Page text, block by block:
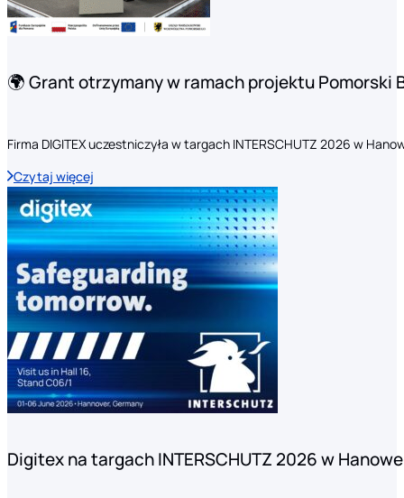
🌍 Grant otrzymany w ramach projektu Pomorski
Firma DIGITEX uczestniczyła w targach INTERSCHUTZ 2026 w
Czytaj więcej
Digitex na targach INTERSCHUTZ 2026 w